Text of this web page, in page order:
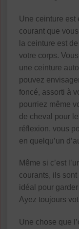
Une ceinture est
courant que
la ceinture est
votre corps.
une ceinture
pouvez
foncé, assorti à
pourriez même
de cheval pour
réflexion, vous
en quelqu’un
Même si c’est
courants, ils
idéal pour
Ayez toujours
Une chose que